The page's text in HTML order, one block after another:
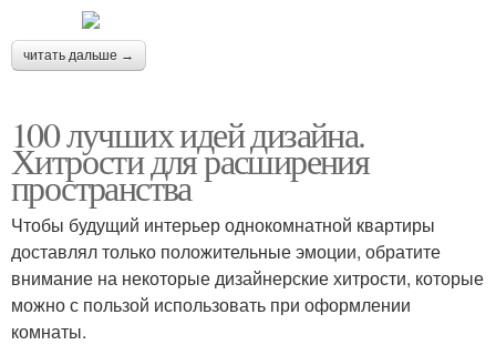
читать дальше →
100 лучших идей дизайна.
Хитрости для расширения
пространства
Чтобы будущий интерьер однокомнатной квартиры
доставлял только положительные эмоции, обратите
внимание на некоторые дизайнерские хитрости, которые
можно с пользой использовать при оформлении
комнаты.